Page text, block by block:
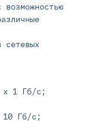
сетевых
x 1 Гб/c;
10 Гб/c;